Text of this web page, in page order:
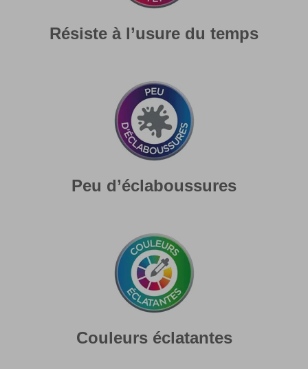
Résiste à l’usure du temps
Peu d’éclaboussures
Couleurs éclatantes